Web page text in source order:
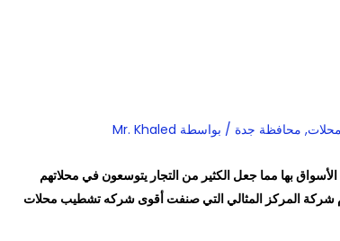
, محافظة جدة / بواسطة Mr. Khaled
بها مما جعل الكثير من التجار يتوسعون في محلاتهم
شركة المركز المثالي التي صنفت أقوى شركه تشطيب محلات